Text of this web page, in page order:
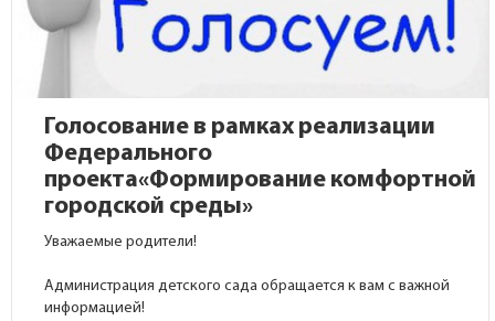
Голосование в рамках реализации
Федерального
проекта«Формирование комфортной
городской среды»
Уважаемые родители!
Администрация детского сада обращается к вам с важной
информацией!